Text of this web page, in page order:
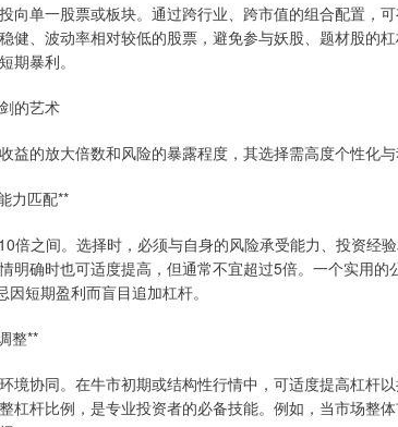
向单一股票或板块。通过跨行业、跨市值的组合配置，
健、波动率相对较低的股票，避免参与妖股、题材股的
期暴利。
的艺术
益的放大倍数和风险的暴露程度，其选择需高度个性化与
力匹配**
倍之间。选择时，必须与自身的风险承受能力、投资经
明确时也可适度提高，但通常不宜超过5倍。一个实用
短期盈利而盲目追加杠杆。
整**
境协同。在牛市初期或结构性行情中，可适度提高杠杆
杠杆比例，是专业投资者的必备技能。例如，当市场整